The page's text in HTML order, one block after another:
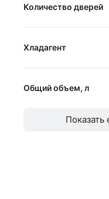
электронно-
механическое
Количество дверей
Хладагент
R600a
R134a
Общий объем, л
Показать